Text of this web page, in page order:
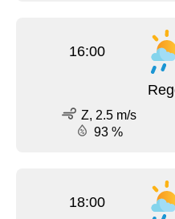
16:00
Z, 2.5 m/s
93 %
18:00